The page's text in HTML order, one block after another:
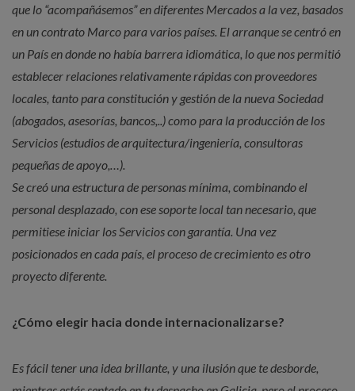
que lo “acompañásemos” en diferentes Mercados a la vez, basados
en un contrato Marco para varios países. El arranque se centró en
un País en donde no había barrera idiomática, lo que nos permitió
establecer relaciones relativamente rápidas con proveedores
locales, tanto para constitución y gestión de la nueva Sociedad
(abogados, asesorías, bancos,..) como para la producción de los
Servicios (estudios de arquitectura/ingeniería, consultoras
pequeñas de apoyo,…).
Se creó una estructura de personas mínima, combinando el
personal desplazado, con ese soporte local tan necesario, que
permitiese iniciar los Servicios con garantía. Una vez
posicionados en cada país, el proceso de crecimiento es otro
proyecto diferente.
¿Cómo elegir hacia donde internacionalizarse?
Es fácil tener una idea brillante, y una ilusión que te desborde,